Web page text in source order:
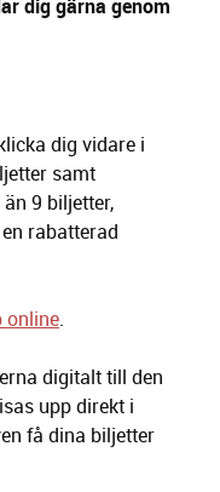
dig gärna genom
dig vidare i
samt
9 biljetter,
rabatterad
online.
digitalt till den
upp direkt i
få dina biljetter